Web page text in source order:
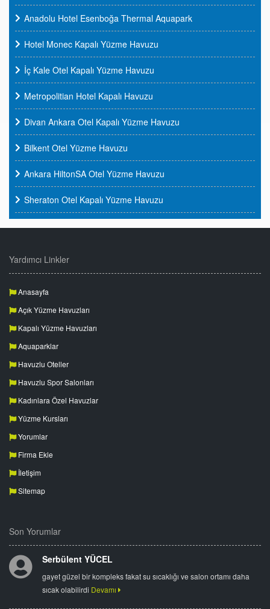
Anadolu Hotel Esenboğa Thermal Aquapark
Hotel Monec Kapalı Yüzme Havuzu
İç Kale Otel Kapalı Yüzme Havuzu
Metropolitian Hotel Kapalı Havuzu
Divan Ankara Otel Kapalı Yüzme Havuzu
Bilkent Otel Yüzme Havuzu
Ankara HiltonSA Otel Yüzme Havuzu
Sheraton Otel Kapalı Yüzme Havuzu
Yardımcı Linkler
Anasayfa
Açık Yüzme Havuzları
Kapalı Yüzme Havuzları
Aquaparklar
Havuzlu Oteller
Havuzlu Spor Salonları
Kadınlara Özel Havuzlar
Yüzme Kursları
Yorumlar
Firma Ekle
İletişim
Sitemap
Son Yorumlar
Serbülent YÜCEL
gayet güzel bir kompleks fakat su sıcaklığı ve salon ortamı daha
sıcak olabilirdi Devamı